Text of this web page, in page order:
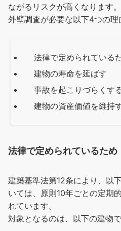
ながるリスクが高くなります。
外壁調査が必要な以下4つの理
法律で定められている
建物の寿命を延ばす
事故を起こりづらくす
建物の資産価値を維持
法律で定められているため
建築基準法第12条により、以
いては、原則10年ごとの定期
れています。
対象となるのは、以下の建物で